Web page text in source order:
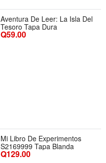
Aventura De Leer: La Isla Del
Tesoro Tapa Dura
Q59.00
Mi Libro De Experimentos
S2169999 Tapa Blanda
Q129.00